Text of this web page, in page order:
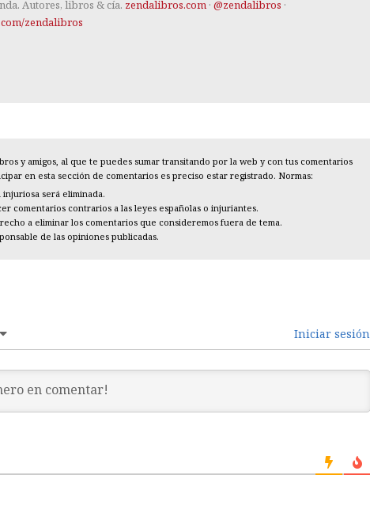
Autores, libros & cía. zendalibros.com · @zendalibros ·
zendalibros
y amigos, al que te puedes sumar transitando por la web y con tus comentarios
en esta sección de comentarios es preciso estar registrado. Normas:
será eliminada.
comentarios contrarios a las leyes españolas o injuriantes.
a eliminar los comentarios que consideremos fuera de tema.
de las opiniones publicadas.
Iniciar sesión